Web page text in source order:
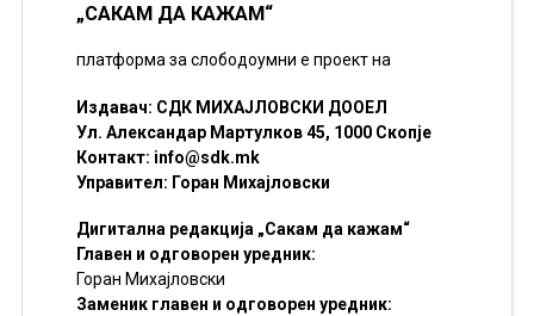
„САКАМ ДА КАЖАМ“
платформа за слободоумни е проект на
Издавач: СДК МИХАЈЛОВСКИ ДООЕЛ
Ул. Александар Мартулков 45, 1000 Скопје
Контакт: info@sdk.mk
Управител: Горан Михајловски
Дигитална редакција „Сакам да кажам“
Главен и одговорен уредник:
Горан Михајловски
Заменик главен и одговорен уредник: